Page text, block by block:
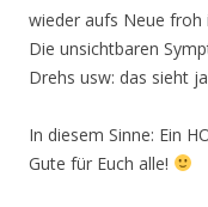
wieder aufs Neue
Die unsichtbaren
Drehs usw: das sieht
In diesem Sinne: Ein
Gute für Euch alle!